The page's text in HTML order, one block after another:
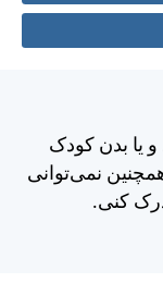
يا بدن كودک
نمی‌توانی
كنی.